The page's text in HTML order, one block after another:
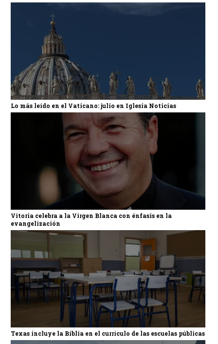
Lo más leído en el Vaticano: julio en Iglesia Noticias
Vitoria celebra a la Virgen Blanca con énfasis en la
evangelización
Texas incluye la Biblia en el currículo de las escuelas públicas